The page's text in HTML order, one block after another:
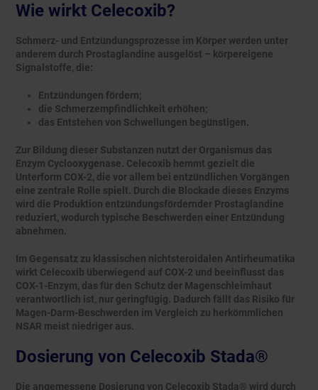
Wie wirkt Celecoxib?
Schmerz- und Entzündungsprozesse im Körper werden unter
anderem durch Prostaglandine ausgelöst – körpereigene
Signalstoffe, die:
Entzündungen fördern;
die Schmerzempfindlichkeit erhöhen;
das Entstehen von Schwellungen begünstigen.
Zur Bildung dieser Substanzen nutzt der Organismus das
Enzym Cyclooxygenase. Celecoxib hemmt gezielt die
Unterform COX-2, die vor allem bei entzündlichen Vorgängen
eine zentrale Rolle spielt. Durch die Blockade dieses Enzyms
wird die Produktion entzündungsfördernder Prostaglandine
reduziert, wodurch typische Beschwerden einer Entzündung
abnehmen.
Im Gegensatz zu klassischen nichtsteroidalen Antirheumatika
wirkt Celecoxib überwiegend auf COX-2 und beeinflusst das
COX-1-Enzym, das für den Schutz der Magenschleimhaut
verantwortlich ist, nur geringfügig. Dadurch fällt das Risiko für
Magen-Darm-Beschwerden im Vergleich zu herkömmlichen
NSAR meist niedriger aus.
Dosierung von Celecoxib Stada®
Die angemessene Dosierung von Celecoxib Stada® wird durch